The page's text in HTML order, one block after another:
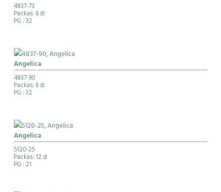
4837-73
Packas: 6 st
PG : 32
Angelica
4837-90
Packas: 6 st
PG : 32
Angelica
5120-25
Packas: 12 st
PG : 21